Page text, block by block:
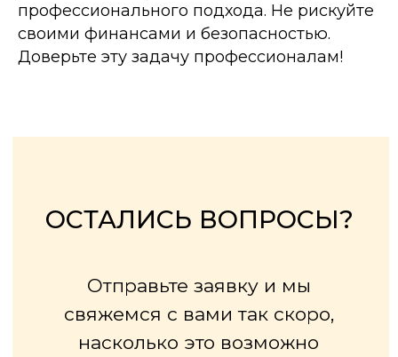
профессионального подхода. Не рискуйте
своими финансами и безопасностью.
Доверьте эту задачу профессионалам!